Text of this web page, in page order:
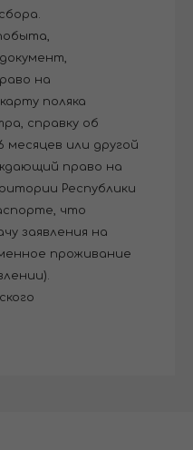
на
поляка
справку об
месяцев или другой
право на
Республики
что
заявления на
проживание